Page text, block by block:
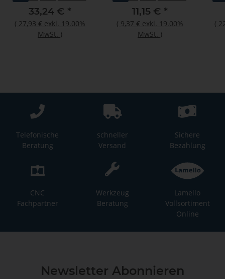
33,24 € *
( 27,93 € exkl. 19.00%
MwSt. )
11,15 € *
( 9,37 € exkl. 19.00%
MwSt. )
(
Telefonische
Beratung
schneller
Versand
Sichere
Bezahlung
CNC
Fachpartner
Werkzeug
Beratung
Lamello
Vollsortiment
Online
Newsletter Abonnieren